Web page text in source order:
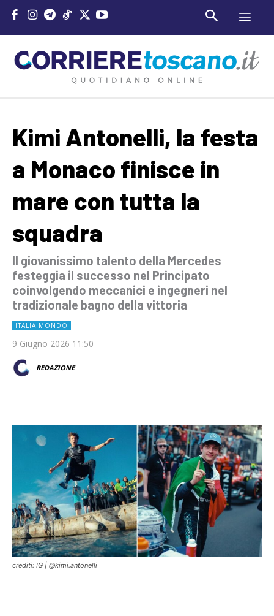
Kimi Antonelli, la festa
a Monaco finisce in
mare con tutta la
squadra
Il giovanissimo talento della Mercedes
festeggia il successo nel Principato
coinvolgendo meccanici e ingegneri nel
tradizionale bagno della vittoria
ITALIA MONDO
9 Giugno 2026 11:50
REDAZIONE
crediti: IG | @kimi.antonelli